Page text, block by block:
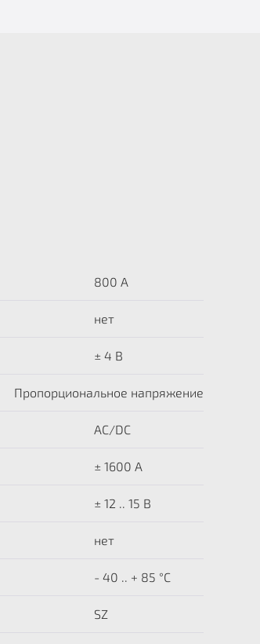
800 А
нет
± 4 В
Пропорциональное напряжение
AC/DC
± 1600 A
± 12 .. 15 В
нет
- 40 .. + 85 °C
SZ